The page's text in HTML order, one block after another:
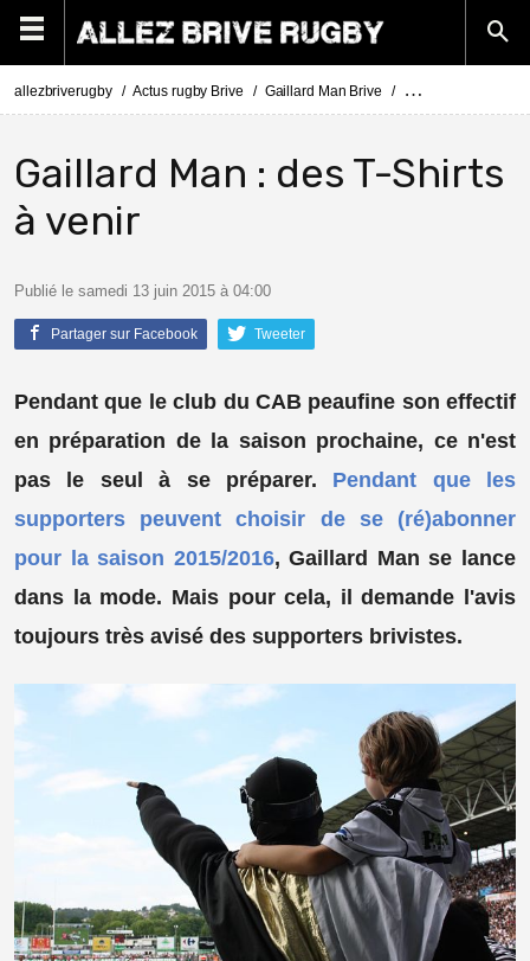
allezbriverugby Actus rugby Brive Gaillard Man Brive Gaillard Man : des
Gaillard Man : des T-Shirts
à venir
Publié le samedi 13 juin 2015 à 04:00
Partager sur Facebook Tweeter
Pendant que le club du CAB peaufine son effectif
en préparation de la saison prochaine, ce n'est
pas le seul à se préparer. Pendant que les
supporters peuvent choisir de se (ré)abonner
pour la saison 2015/2016, Gaillard Man se lance
dans la mode. Mais pour cela, il demande l'avis
toujours très avisé des supporters brivistes.